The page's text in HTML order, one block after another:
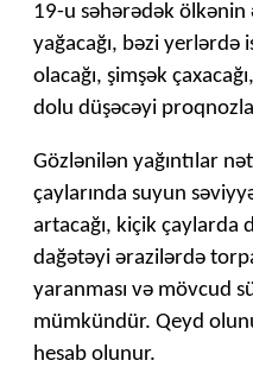
19-u səhərədək ölkənin
yağacağı, bəzi yerlərdə
olacağı, şimşək
dolu düşəcəyi
Gözlənilən yağıntılar
çaylarında suyun
artacağı, kiçik çaylarda
dağətəyi ərazilərdə
yaranması və mövcud
mümkündür. Qeyd
hesab olunur.